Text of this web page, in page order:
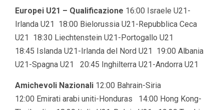
Europei U21 – Qualificazione 16:00 Israele U21-
Irlanda U21 18:00 Bielorussia U21-Repubblica Ceca
U21 18:30 Liechtenstein U21-Portogallo U21
18:45 Islanda U21-Irlanda del Nord U21 19:00 Albania
U21-Spagna U21 20:45 Inghilterra U21-Andorra U21
Amichevoli Nazionali 12:00 Bahrain-Siria
12:00 Emirati arabi uniti-Honduras 14:00 Hong Kong-